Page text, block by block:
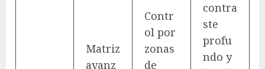
Matriz
avanz
Contr
ol por
zonas
de
contra
ste
profu
ndo y